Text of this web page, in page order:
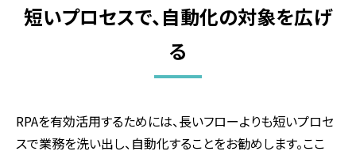
短いプロセスで、自動化の対象を広げ
る
RPAを有効活用するためには、長いフローよりも短いプロセ
スで業務を洗い出し、自動化することをお勧めします。ここ